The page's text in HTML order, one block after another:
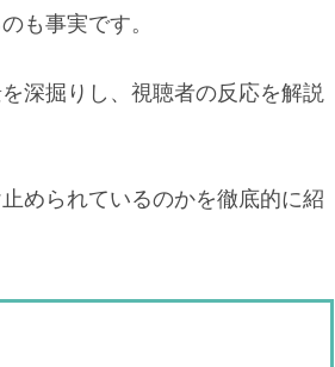
も事実です。
深掘りし、視聴者の反応を解説
められているのかを徹底的に紹